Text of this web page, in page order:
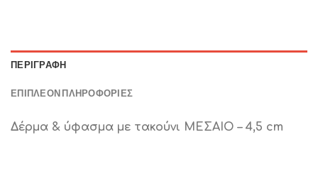
ΠΕΡΙΓΡΑΦΉ
ΕΠΙΠΛΈΟΝ ΠΛΗΡΟΦΟΡΊΕΣ
Δέρμα & ύφασμα με τακούνι ΜΕΣΑΙΟ – 4,5 cm